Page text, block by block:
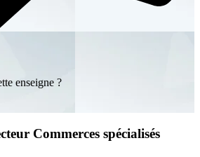
enseigne ?
Commerces spécialisés